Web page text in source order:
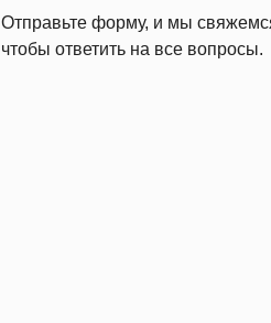
Отправьте форму, и мы
чтобы ответить на все вопросы.